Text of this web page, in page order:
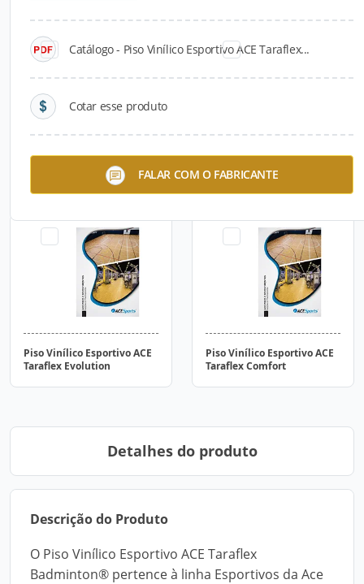
Catálogo - Piso Vinílico Esportivo ACE Taraflex...
Cotar esse produto
FALAR COM O FABRICANTE
Piso vinílico em placas
autoportante ACE Saga²
esportivo ACE Recreation
Piso Vinílico Esportivo ACE
Taraflex Evolution
Piso Vinílico Esportivo ACE
Taraflex Comfort
Detalhes do produto
Descrição do Produto
O Piso Vinílico Esportivo ACE Taraflex
Badminton® pertence à linha Esportivos da Ace